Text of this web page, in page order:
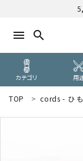
menu search
カテゴリ 用
TOP cords - ひ